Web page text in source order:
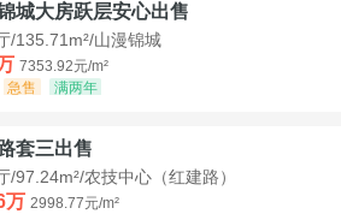
城大房跃层安心出售
/135.71m²/山漫锦城
7353.92元/m²
急售 满两年
套三出售
/97.24m²/农技中心（红建路）
万 2998.77元/m²